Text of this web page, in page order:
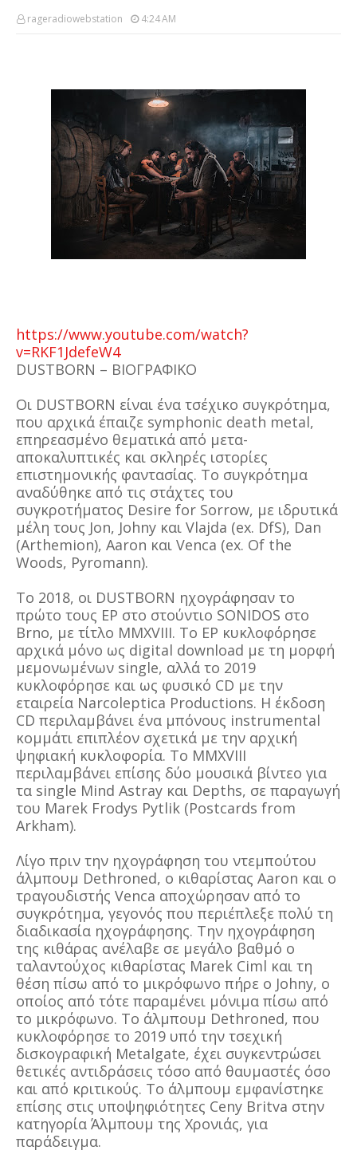
rageradiowebstation 4:24 AM
https://www.youtube.com/watch?
v=RKF1JdefeW4
DUSTBORN – BIOΓΡΑΦΙΚΟ
Οι DUSTBORN είναι ένα τσέχικο συγκρότημα,
που αρχικά έπαιζε symphonic death metal,
επηρεασμένο θεματικά από μετα-
αποκαλυπτικές και σκληρές ιστορίες
επιστημονικής φαντασίας. Το συγκρότημα
αναδύθηκε από τις στάχτες του
συγκροτήματος Desire for Sorrow, με ιδρυτικά
μέλη τους Jon, Johny και Vlajda (ex. DfS), Dan
(Arthemion), Aaron και Venca (ex. Of the
Woods, Pyromann).
Το 2018, οι DUSTBORN ηχογράφησαν το
πρώτο τους EP στο στούντιο SONIDOS στο
Brno, με τίτλο MMXVIII. Το EP κυκλοφόρησε
αρχικά μόνο ως digital download με τη μορφή
μεμονωμένων single, αλλά το 2019
κυκλοφόρησε και ως φυσικό CD με την
εταιρεία Narcoleptica Productions. Η έκδοση
CD περιλαμβάνει ένα μπόνους instrumental
κομμάτι επιπλέον σχετικά με την αρχική
ψηφιακή κυκλοφορία. Το MMXVIII
περιλαμβάνει επίσης δύο μουσικά βίντεο για
τα single Mind Astray και Depths, σε παραγωγή
του Marek Frodys Pytlik (Postcards from
Arkham).
Λίγο πριν την ηχογράφηση του ντεμπούτου
άλμπουμ Dethroned, ο κιθαρίστας Aaron και ο
τραγουδιστής Venca αποχώρησαν από το
συγκρότημα, γεγονός που περιέπλεξε πολύ τη
διαδικασία ηχογράφησης. Την ηχογράφηση
της κιθάρας ανέλαβε σε μεγάλο βαθμό ο
ταλαντούχος κιθαρίστας Marek Ciml και τη
θέση πίσω από το μικρόφωνο πήρε ο Johny, ο
οποίος από τότε παραμένει μόνιμα πίσω από
το μικρόφωνο. Το άλμπουμ Dethroned, που
κυκλοφόρησε το 2019 υπό την τσεχική
δισκογραφική Metalgate, έχει συγκεντρώσει
θετικές αντιδράσεις τόσο από θαυμαστές όσο
και από κριτικούς. Το άλμπουμ εμφανίστηκε
επίσης στις υποψηφιότητες Ceny Britva στην
κατηγορία Άλμπουμ της Χρονιάς, για
παράδειγμα.